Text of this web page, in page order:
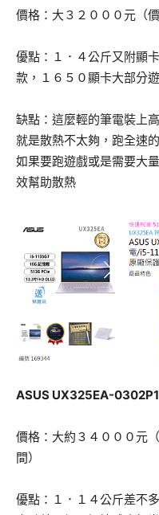
價格：大３２０００元（
優點：１．４公斤又附顯
款，１６５０顯卡大部分
缺點：這麼輕的筆電裝上
就是散熱不太夠，跑全速
如果要跑遊戲或是需要大
效幫助散熱
ASUS UX325EA-
價格：大約３４０００元
間）
優點：１．１４公斤差不